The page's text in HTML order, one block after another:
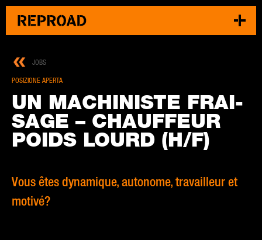
JOBS
POSIZIONE APERTA
UN MA­CHI­NI­STE FRAI­
SA­GE – CHAUF­FEUR
POIDS LOURD (H/F)
Vous êtes dynamique, autonome, travailleur et
motivé?